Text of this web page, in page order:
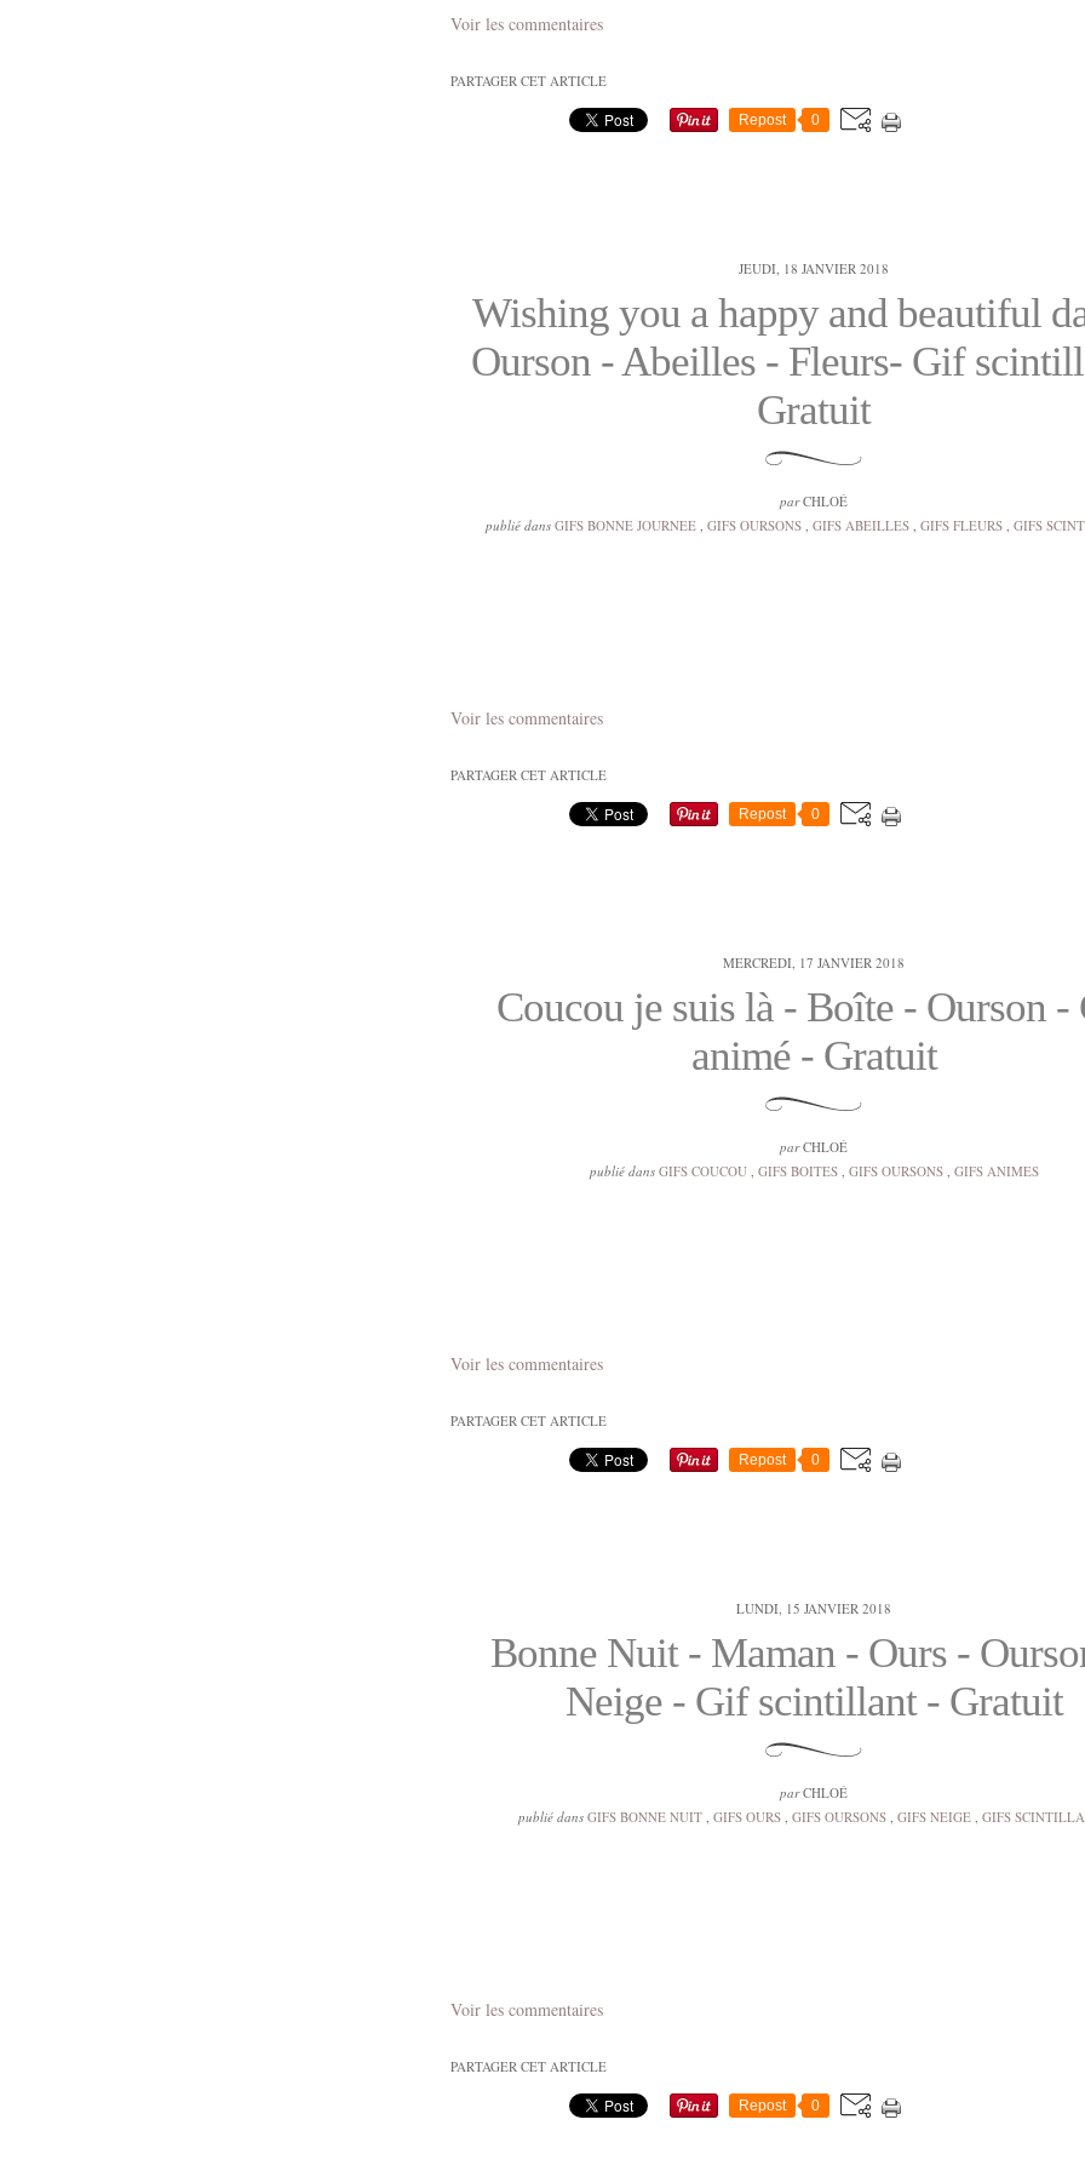
Voir les commentaires
PARTAGER CET ARTICLE
Repost 0
JEUDI, 18 JANVIER 2018
Wishing you a happy and beautiful
Ourson - Abeilles - Fleurs- Gif
Gratuit
parCHLOÉ
publié dans GIFS BONNE JOURNEE , GIFS OURSONS , GIFS ABEILLES , GIFS FLEURS , GIFS
Voir les commentaires
PARTAGER CET ARTICLE
Repost 0
MERCREDI, 17 JANVIER 2018
Coucou je suis là - Boîte - Ourson -
animé - Gratuit
parCHLOÉ
publié dans GIFS COUCOU, GIFS BOITES, GIFS OURSONS, GIFS ANIMES
Voir les commentaires
PARTAGER CET ARTICLE
Repost 0
LUNDI, 15 JANVIER 2018
Bonne Nuit - Maman - Ours -
Neige - Gif scintillant - Gratuit
parCHLOÉ
publié dans GIFS BONNE NUIT, GIFS OURS, GIFS OURSONS, GIFS NEIGE, GIFS
Voir les commentaires
PARTAGER CET ARTICLE
Repost 0